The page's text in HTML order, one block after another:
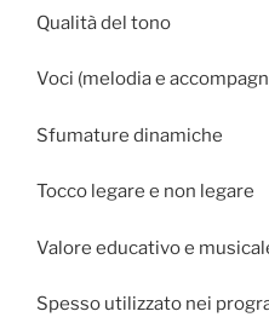
Qualità del tono
Voci (melodia e
Sfumature dinamiche
Tocco legare e non legare
Valore educativo e
Spesso utilizzato nei